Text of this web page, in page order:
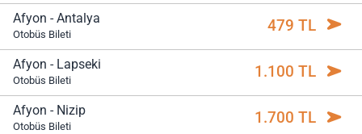
Afyon - Antalya
Otobüs Bileti 479 TL
Afyon - Lapseki
Otobüs Bileti 1.100 TL
Afyon - Nizip
Otobüs Bileti 1.700 TL